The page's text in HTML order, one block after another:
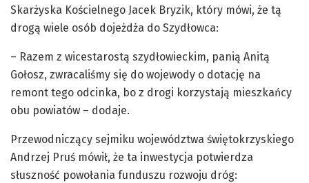
Skarżyska Kościelnego Jacek Bryzik, który mówi, że tą
drogą wiele osób dojeżdża do Szydłowca:
– Razem z wicestarostą szydłowieckim, panią Anitą
Gołosz, zwracaliśmy się do wojewody o dotację na
remont tego odcinka, bo z drogi korzystają mieszkańcy
obu powiatów – dodaje.
Przewodniczący sejmiku województwa świętokrzyskiego
Andrzej Pruś mówił, że ta inwestycja potwierdza
słuszność powołania funduszu rozwoju dróg: